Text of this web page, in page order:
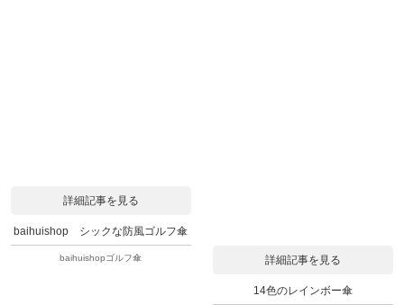
詳細記事を見る
baihuishop シックな防風ゴルフ傘
baihuishopゴルフ傘 詳細記事を見る
14色のレインボー傘